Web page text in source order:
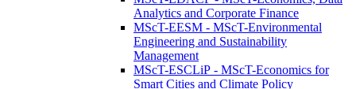
Analytics and Corporate Finance
MScT-EESM - MScT-Environmental
Engineering and Sustainability
Management
MScT-ESCLiP - MScT-Economics for
Smart Cities and Climate Policy